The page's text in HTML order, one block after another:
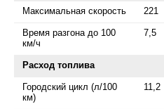
Максимальная скорость 221
Время разгона до 100
км/ч
7,5
Расход топлива
Городский цикл (л/100
км)
11,2